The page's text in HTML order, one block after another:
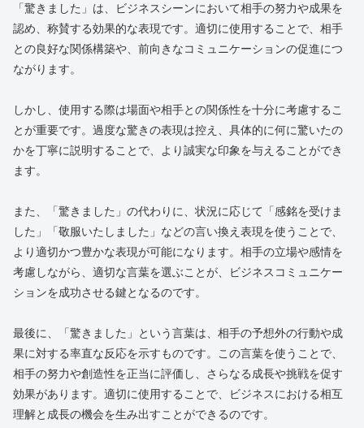
「驚きました」は、ビジネスシーンにおいて相手の努力や成果を
認め、称賛する効果的な表現です。適切に使用することで、相手
との良好な関係構築や、前向きなコミュニケーションの促進につ
ながります。
しかし、使用する際は場面や相手との関係性を十分に考慮するこ
とが重要です。過度な驚きの表現は控え、具体的に何に驚いたの
かを丁寧に説明することで、より誠実な印象を与えることができ
ます。
また、「驚きました」の代わりに、状況に応じて「感銘を受けま
した」「敬服いたしました」などの言い換え表現を使うことで、
より適切かつ豊かな表現が可能になります。相手の立場や感情を
考慮しながら、適切な言葉を選ぶことが、ビジネスコミュニケー
ションを成功させる鍵となるのです。
最後に、「驚きました」という言葉は、相手の予想外の行動や成
果に対する率直な反応を示すものです。この言葉を使うことで、
相手の努力や創造性を正当に評価し、さらなる成長や挑戦を促す
効果があります。適切に使用することで、ビジネスにおける相互
理解と成長の機会を生み出すことができるのです。